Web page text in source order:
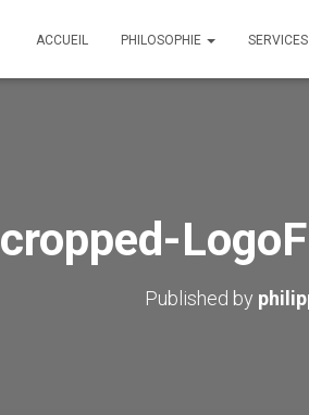
ACCUEIL PHILOSOPHIE SERVICES
cropped-
Published by